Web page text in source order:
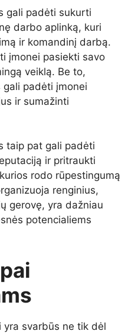
gali padėti sukurti
darbo aplinką, kuri
ir komandinį darbą.
įmonei pasiekti savo
veiklą. Be to,
padėti įmonei
ir sumažinti
taip pat gali padėti
ir pritraukti
rodo rūpestingumą
renginius,
gerovę, yra dažniau
potencialiems
yra svarbūs ne tik dėl